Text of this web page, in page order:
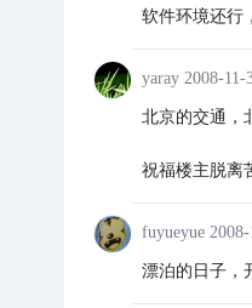
软件环境还行
yaray 2008-11-
北京的交通，
祝福楼主脱离
fuyueyue
漂泊的日子，